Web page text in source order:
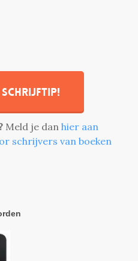
schrijftip!
Meld je dan hier aan
schrijvers van boeken